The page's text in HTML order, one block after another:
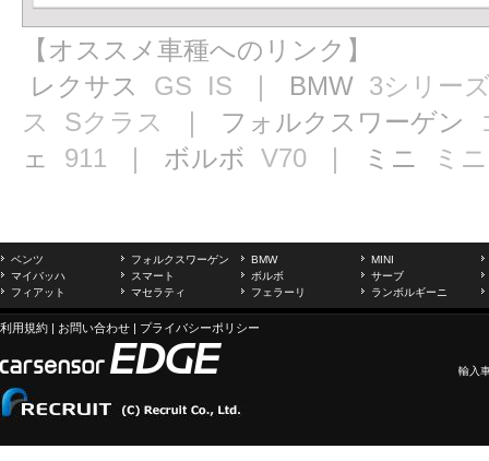
【オススメ車種へのリンク】
レクサス GS IS ｜ BMW 3シリー
ス
Sクラス ｜ フォルクスワーゲン
ェ 911 ｜ ボルボ V70 ｜ ミニ ミニ
ベンツ フォルクスワーゲン BMW
MINI
マイバッハ
スマート ボルボ
サーブ
フィアット
マセラティ フェラーリ ランボルギーニ
利用規約 | お問い合わせ | プライバシーポリシー
輸入